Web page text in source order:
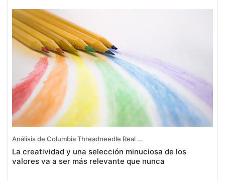
Análisis de Columbia Threadneedle Real ...
La creatividad y una selección minuciosa de los
valores va a ser más relevante que nunca